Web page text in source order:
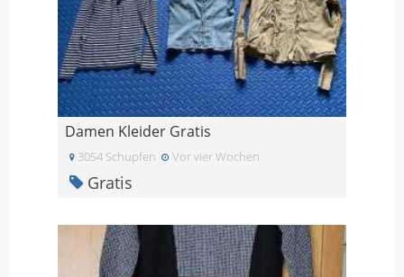
Damen Kleider Gratis
3054 Schupfen Vor vier Wochen
Gratis